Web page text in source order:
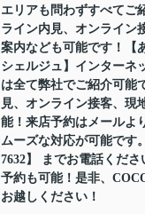
エリアも問わずすべてご
ライン内見、オンライン
案内なども可能です！【
シェルジュ】インターネ
は全て弊社でご紹介可能
見、オンライン接客、現
能！来店予約はメールよ
ムーズな対応が可能です
7632】 までお電話くだ
予約も可能！是非、
お越しください！